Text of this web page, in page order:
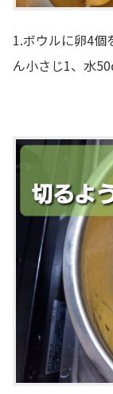
1.ボウルに卵4個
ん小さじ1、水50